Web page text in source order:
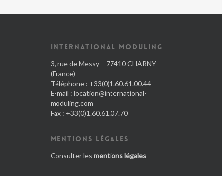
INTERNATIONAL MODULING
3, rue de Messy – 77410 CHARNY –
(France)
Téléphone : +33(0)1.60.61.00.44
E-mail : location@international-
moduling.com
Fax : +33(0)1.60.61.07.70
MENTIONS LÉGALES
Consulter les mentions légales